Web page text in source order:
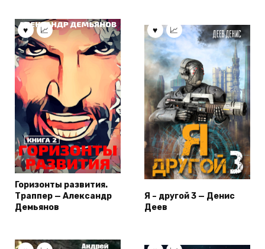
Горизонты развития.
Траппер — Александр
Демьянов
Я – другой 3 — Денис
Деев